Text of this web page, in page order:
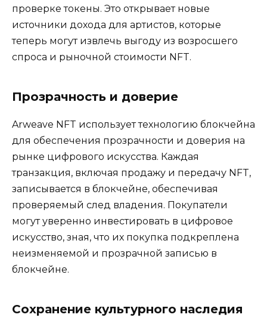
проверке токены. Это открывает новые
источники дохода для артистов, которые
теперь могут извлечь выгоду из возросшего
спроса и рыночной стоимости NFT.
Прозрачность и доверие
Arweave NFT использует технологию блокчейна
для обеспечения прозрачности и доверия на
рынке цифрового искусства. Каждая
транзакция, включая продажу и передачу NFT,
записывается в блокчейне, обеспечивая
проверяемый след владения. Покупатели
могут уверенно инвестировать в цифровое
искусство, зная, что их покупка подкреплена
неизменяемой и прозрачной записью в
блокчейне.
Сохранение культурного наследия